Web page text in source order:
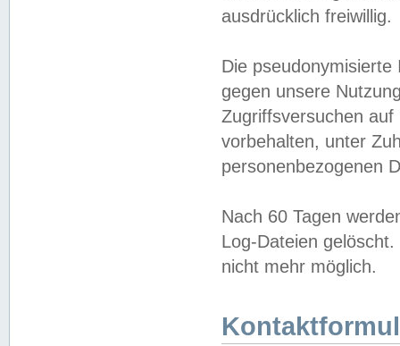
ausdrücklich freiwillig.
Die
gegen unsere
Zugriffsversuchen
vorbehalten, unter
personenbezogenen
Nach 60 Tagen
Log-Dateien
nicht mehr möglich.